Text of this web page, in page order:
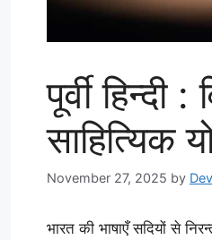
पूर्वी
साहित्यिक
November 27, 2025 by
भारत की भाषाएँ सदियों से